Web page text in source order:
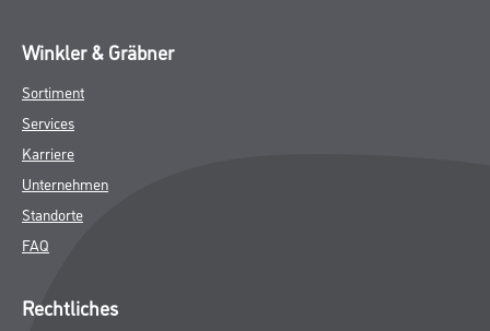
Winkler & Gräbner
Sortiment
Services
Karriere
Unternehmen
Standorte
FAQ
Rechtliches